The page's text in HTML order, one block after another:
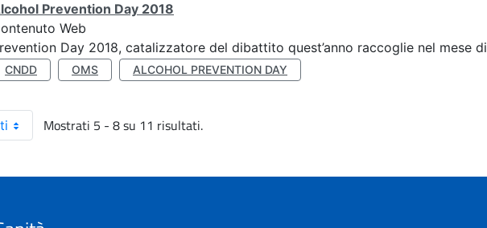
Prevention Day 2018
Web
Day 2018, catalizzatore del dibattito quest’anno raccoglie nel mese di
CNDD OMS ALCOHOL PREVENTION DAY
Mostrati 5 - 8 su 11 risultati.